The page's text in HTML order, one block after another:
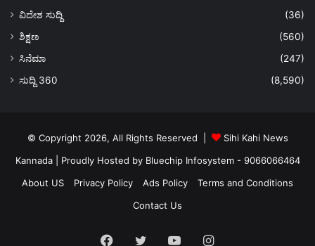
ವಿದೇಶ ಸುದ್ದಿ
(36)
ಶಿಕ್ಷಣ
(560)
ಸಿನೆಮಾ
(247)
ಸುದ್ದಿ 360
(8,590)
© Copyright 2026, All Rights Reserved |
Sihi Kahi News
Kannada| Proudly Hosted by Bluechip Infosystem - 9066066464
About US
Privacy Policy Ads Policy
Terms and Conditions
Contact Us
Facebook
TwitterYouTubeInstagram